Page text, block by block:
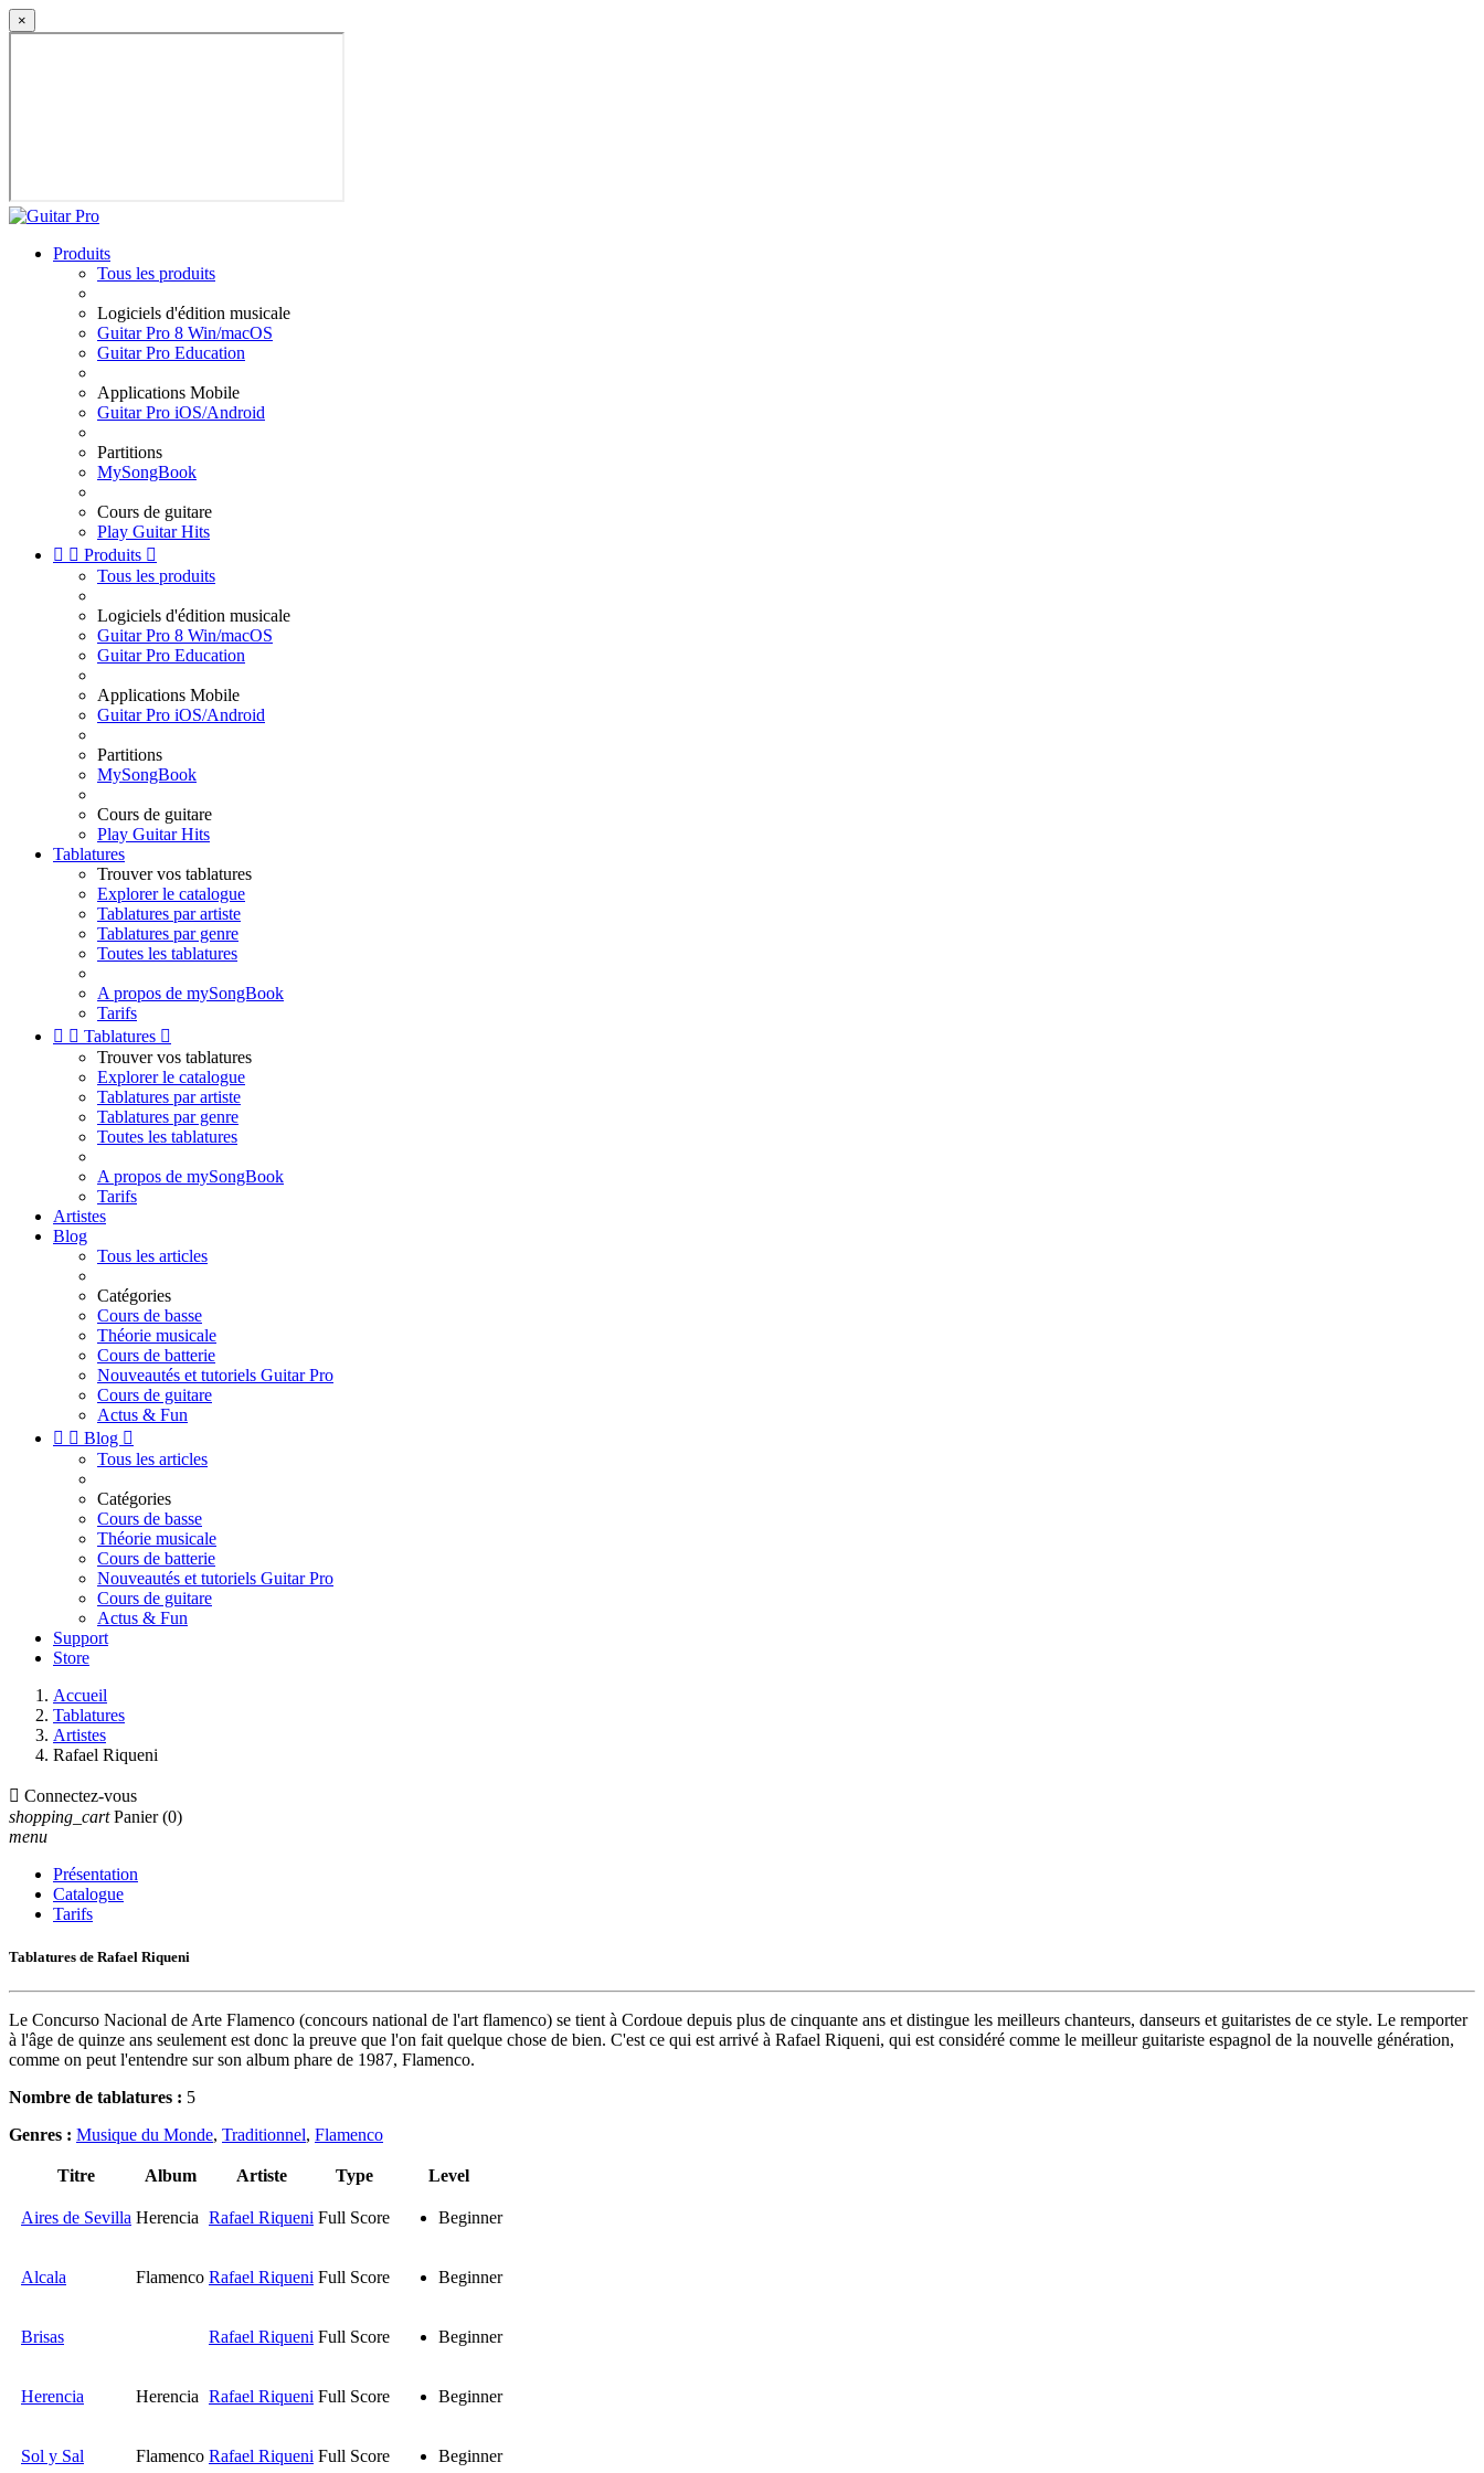
×
Produits
Tous les produits
Logiciels d'édition musicale
Guitar Pro 8 Win/macOS
Guitar Pro Education
Applications Mobile
Guitar Pro iOS/Android
Partitions
MySongBook
Cours de guitare
Play Guitar Hits
  Produits 
Tous les produits
Logiciels d'édition musicale
Guitar Pro 8 Win/macOS
Guitar Pro Education
Applications Mobile
Guitar Pro iOS/Android
Partitions
MySongBook
Cours de guitare
Play Guitar Hits
Tablatures
Trouver vos tablatures
Explorer le catalogue
Tablatures par artiste
Tablatures par genre
Toutes les tablatures
A propos de mySongBook
Tarifs
  Tablatures 
Trouver vos tablatures
Explorer le catalogue
Tablatures par artiste
Tablatures par genre
Toutes les tablatures
A propos de mySongBook
Tarifs
Artistes
Blog
Tous les articles
Catégories
Cours de basse
Théorie musicale
Cours de batterie
Nouveautés et tutoriels Guitar Pro
Cours de guitare
Actus & Fun
  Blog 
Tous les articles
Catégories
Cours de basse
Théorie musicale
Cours de batterie
Nouveautés et tutoriels Guitar Pro
Cours de guitare
Actus & Fun
Support
Store
Accueil
Tablatures
Artistes
Rafael Riqueni
 Connectez-vous
shopping_cart Panier (0)
menu
Présentation
Catalogue
Tarifs
Tablatures de Rafael Riqueni
Le Concurso Nacional de Arte Flamenco (concours national de l'art flamenco) se tient à Cordoue depuis plus de cinquante ans et distingue les meilleurs chanteurs, danseurs et guitaristes de ce style. Le remporter
à l'âge de quinze ans seulement est donc la preuve que l'on fait quelque chose de bien. C'est ce qui est arrivé à Rafael Riqueni, qui est considéré comme le meilleur guitariste espagnol de la nouvelle génération,
comme on peut l'entendre sur son album phare de 1987, Flamenco.
Nombre de tablatures : 5
Genres : Musique du Monde, Traditionnel, Flamenco
Titre Album Artiste Type Level
Aires de Sevilla Herencia Rafael Riqueni Full Score Beginner
Alcala Flamenco Rafael Riqueni Full Score Beginner
Brisas Rafael Riqueni Full Score Beginner
Herencia Herencia Rafael Riqueni Full Score Beginner
Sol y Sal Flamenco Rafael Riqueni Full Score Beginner